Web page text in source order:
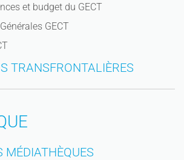
et budget du GECT
GECT
TRANSFRONTALIÈRES
MÉDIATHÈQUES